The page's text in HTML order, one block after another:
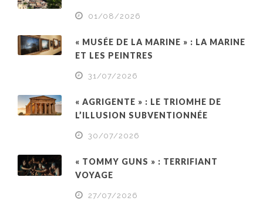
01/08/2026
« MUSÉE DE LA MARINE » : LA MARINE
ET LES PEINTRES
31/07/2026
« AGRIGENTE » : LE TRIOMHE DE
L’ILLUSION SUBVENTIONNÉE
30/07/2026
« TOMMY GUNS » : TERRIFIANT
VOYAGE
27/07/2026